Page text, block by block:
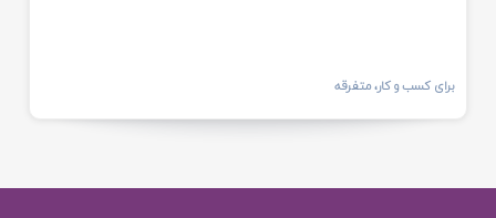
برای کسب و کار، متفرقه